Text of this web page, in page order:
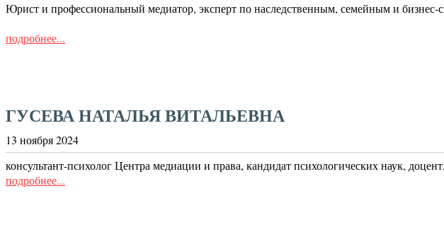
Юрист и профессиональный медиатор, эксперт по наследственным, семейным и бизнес-
подробнее...
ГУСЕВА НАТАЛЬЯ ВИТАЛЬЕВНА
13 ноября 2024
консультант-психолог Центра медиации и права, кандидат психологических наук,
подробнее...